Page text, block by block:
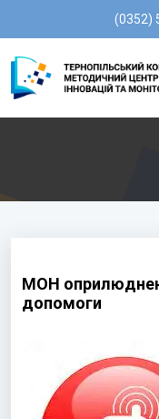
(0352)
МОН
допомоги